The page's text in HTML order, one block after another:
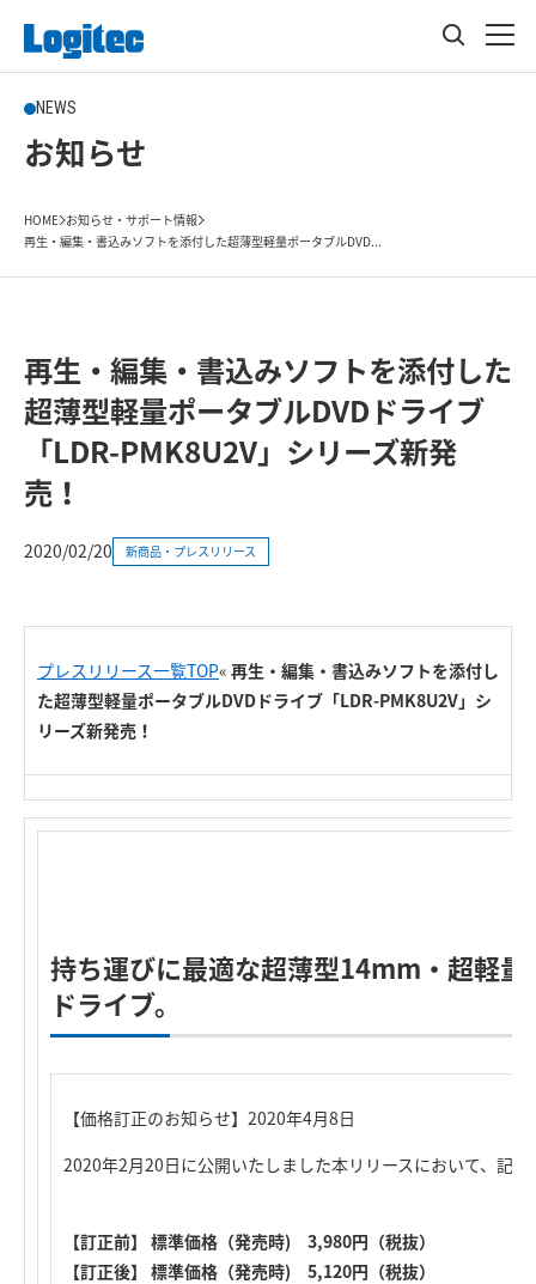
NEWS
お知らせ
HOME お知らせ・サポート情報
再生・編集・書込みソフトを添付した超薄型軽量ポータブルDVD...
再生・編集・書込みソフトを添付した
超薄型軽量ポータブルDVDドライブ
「LDR-PMK8U2V」シリーズ新発
売！
2020/02/20 新商品・プレスリリース
プレスリリース一覧TOP« 再生・編集・書込みソフトを添付し
た超薄型軽量ポータブルDVDドライブ「LDR-PMK8U2V」シ
リーズ新発売！
持ち運びに最適な超薄型14mm・超軽
ドライブ。
【価格訂正のお知らせ】2020年4月8日
2020年2月20日に公開いたしました本リリースにおいて、記
【訂正前】 標準価格（発売時) 3,980円（税抜）
【訂正後】 標準価格（発売時) 5,120円（税抜）